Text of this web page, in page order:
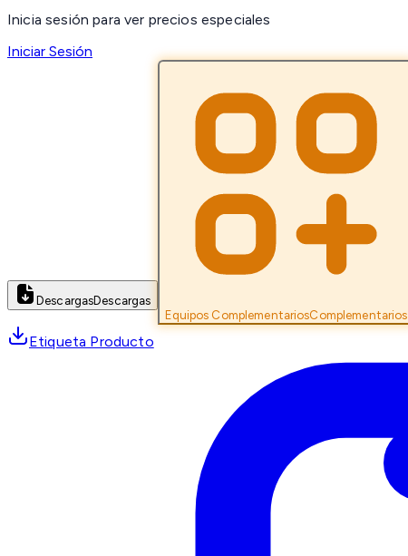
Inicia sesión para ver precios especiales
Iniciar Sesión
DescargasDescargas
Equipos ComplementariosComplementarios
Etiqueta Producto